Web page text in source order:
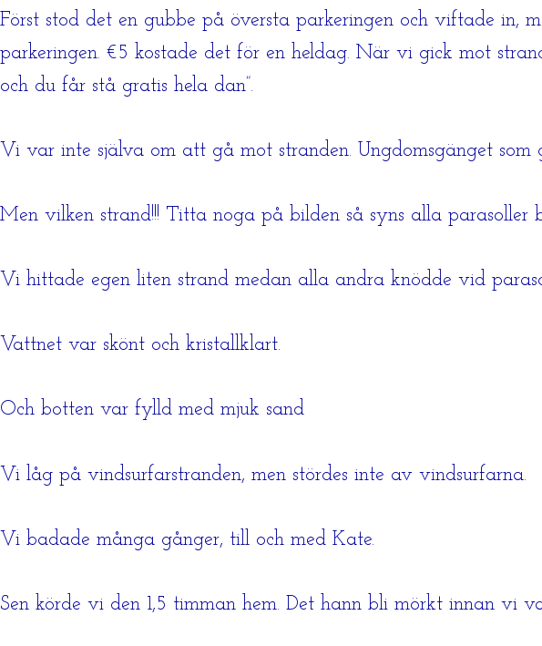
Först stod det en gubbe på översta parkeringen och viftade in,
parkeringen. €5 kostade det för en heldag. När vi gick mot
och du får stå gratis hela dan”.
Vi var inte själva om att gå mot stranden. Ungdomsgänget
Men vilken strand!!! Titta noga på bilden så syns alla parasoller
Vi hittade egen liten strand medan alla andra knödde vid
Vattnet var skönt och kristallklart.
Och botten var fylld med mjuk sand
Vi låg på vindsurfarstranden, men stördes inte av vindsurfarna.
Vi badade många gånger, till och med Kate.
Sen körde vi den 1,5 timman hem. Det hann bli mörkt innan vi